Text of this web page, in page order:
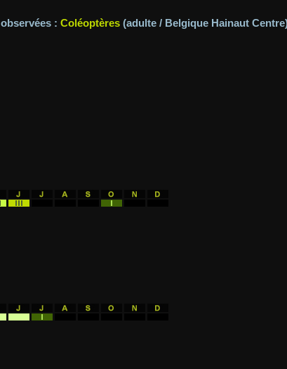
: Coléoptères (adulte / Belgique Hainaut